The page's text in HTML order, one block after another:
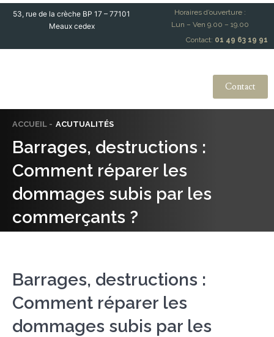
53, rue de la crèche BP 17 – 77101
Meaux cedex
Horaires d’ouverture :
Lun – Ven 9.00 – 19.00
Contact: 01 49 63 19 91
Contact
ACCUEIL - ACUTUALITÉS
Barrages, destructions :
Comment réparer les
dommages subis par les
commerçants ?
Barrages, destructions :
Comment réparer les
dommages subis par les